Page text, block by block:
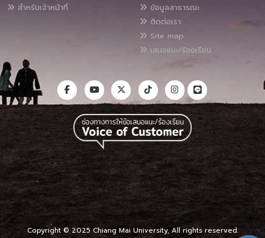
สำหรับเจ้าหน้าที่
ข้อมูลสาธารณะ
ติดต่อเรา
Site map
เสนอแนะ/ร้องเรียน
Copyright © 2025 Chiang Mai University, All rights reserved.